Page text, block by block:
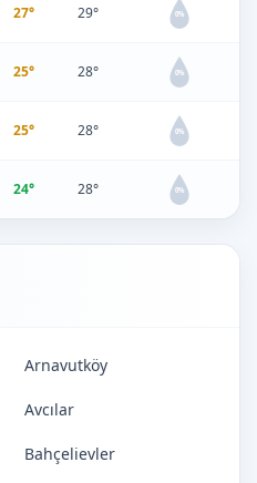
27° 29° 0%
25° 28° 0%
25° 28° 0%
24° 28° 0%
Arnavutköy
Avcılar
Bahçelievler